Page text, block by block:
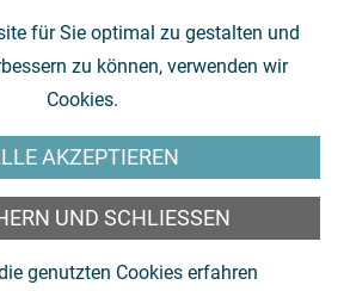
für Sie optimal zu gestalten und
zu können, verwenden wir
Cookies.
AKZEPTIEREN
UND SCHLIESSEN
genutzten Cookies erfahren